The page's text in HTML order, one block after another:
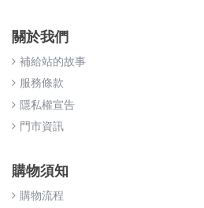
關於我們
補給站的故事
服務條款
隱私權宣告
門市資訊
購物須知
購物流程